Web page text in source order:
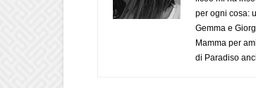
per ogni cosa:
Gemma e
Mamma per
di Paradiso